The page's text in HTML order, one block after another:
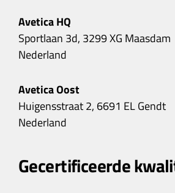
Avetica HQ
Sportlaan 3d, 3299 XG Maasdam
Nederland
Avetica Oost
Huigensstraat 2, 6691 EL Gendt
Nederland
Gecertificeerde